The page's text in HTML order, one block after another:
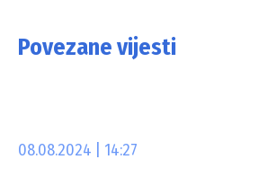
Povezane vijesti
08.08.2024 | 14:27